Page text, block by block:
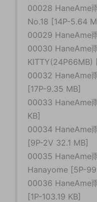
00028 HaneAme
No.18 [14P-5.64
00029 HaneAme
00030 HaneAme
KITTY(24P66MB)
00032 HaneAme
[17P-9.35 MB]
00033 HaneAme
KB]
00034 HaneAme
[9P-2V 32.1 MB]
00035 HaneAme
Hanayome [5P-
00036 HaneAme
[1P-103.19 KB]